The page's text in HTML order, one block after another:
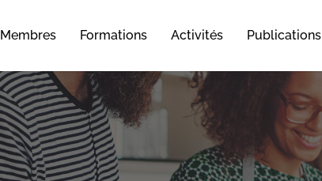
Membres Formations Activités Publications